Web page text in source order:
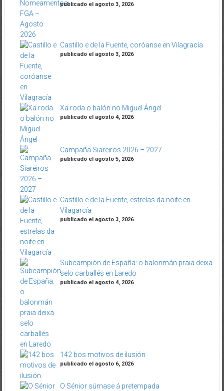
publicado el agosto 3, 2026
Castillo e de la Fuente, coróanse en Vilagracía
publicado el agosto 3, 2026
Xa roda o balón no Miguel Ángel
publicado el agosto 4, 2026
Campaña Siareiros 2026 – 2027
publicado el agosto 5, 2026
Castillo e de la Fuente, estrelas da noite en
Vilagarcía
publicado el agosto 3, 2026
Subcampión de España: o balonmán praia deixa
selo carballés en Laredo
publicado el agosto 4, 2026
142 bos motivos de ilusión
publicado el agosto 6, 2026
O Sénior súmase á pretempada